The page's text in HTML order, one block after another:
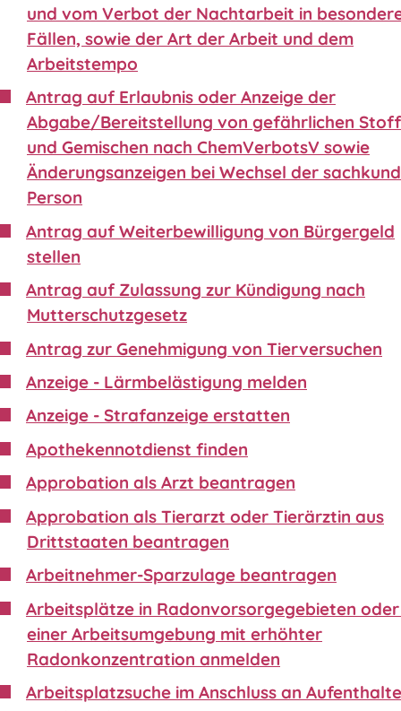
und vom Verbot der Nachtarbeit in
Fällen, sowie der Art der Arbeit und dem
Arbeitstempo
Antrag auf Erlaubnis oder Anzeige der
Abgabe/Bereitstellung von gefährlichen
und Gemischen nach ChemVerbotsV sowie
Änderungsanzeigen bei Wechsel der
Person
Antrag auf Weiterbewilligung von Bürgergeld
stellen
Antrag auf Zulassung zur Kündigung nach
Mutterschutzgesetz
Antrag zur Genehmigung von Tierversuchen
Anzeige - Lärmbelästigung melden
Anzeige - Strafanzeige erstatten
Apothekennotdienst finden
Approbation als Arzt beantragen
Approbation als Tierarzt oder Tierärztin aus
Drittstaaten beantragen
Arbeitnehmer-Sparzulage beantragen
Arbeitsplätze in Radonvorsorgegebieten
einer Arbeitsumgebung mit erhöhter
Radonkonzentration anmelden
Arbeitsplatzsuche im Anschluss an